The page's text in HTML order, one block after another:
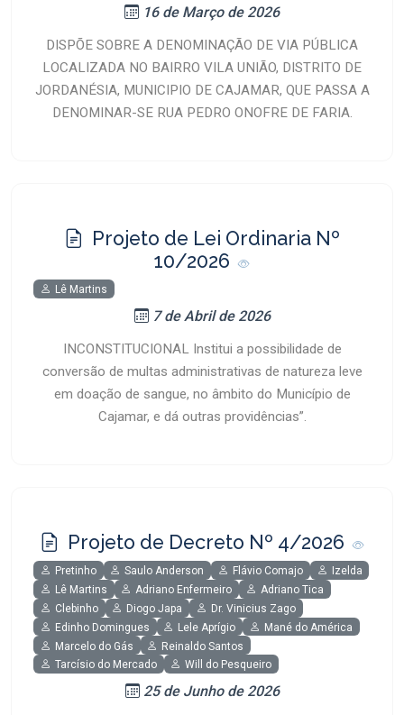
16 de Março de 2026
DISPÕE SOBRE A DENOMINAÇÃO DE VIA PÚBLICA
LOCALIZADA NO BAIRRO VILA UNIÃO, DISTRITO DE
JORDANÉSIA, MUNICIPIO DE CAJAMAR, QUE PASSA A
DENOMINAR-SE RUA PEDRO ONOFRE DE FARIA.
Projeto de Lei Ordinaria Nº
10/2026
Lê Martins
7 de Abril de 2026
INCONSTITUCIONAL Institui a possibilidade de
conversão de multas administrativas de natureza leve
em doação de sangue, no âmbito do Município de
Cajamar, e dá outras providências”.
Projeto de Decreto Nº 4/2026
Pretinho Saulo Anderson Flávio Comajo
Izelda
Lê Martins
Adriano Enfermeiro
Adriano Tica
Clebinho
Diogo Japa
Dr. Vinicius Zago
Edinho Domingues
Lele Aprígio
Mané do América
Marcelo do Gás
Reinaldo Santos
Tarcísio do Mercado
Will do Pesqueiro
25 de Junho de 2026